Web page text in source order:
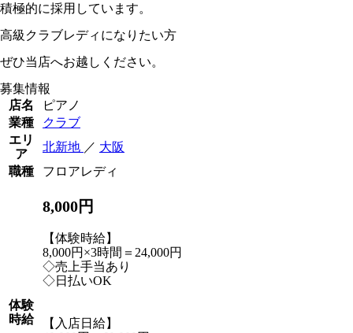
積極的に採用しています。
高級クラブレディになりたい方
ぜひ当店へお越しください。
募集情報
店名
ピアノ
業種
クラブ
エリ
ア
北新地 ／ 大阪
職種
フロアレディ
体験
時給
8,000円
【体験時給】
8,000円×3時間＝24,000円
◇売上手当あり
◇日払いOK
【入店日給】